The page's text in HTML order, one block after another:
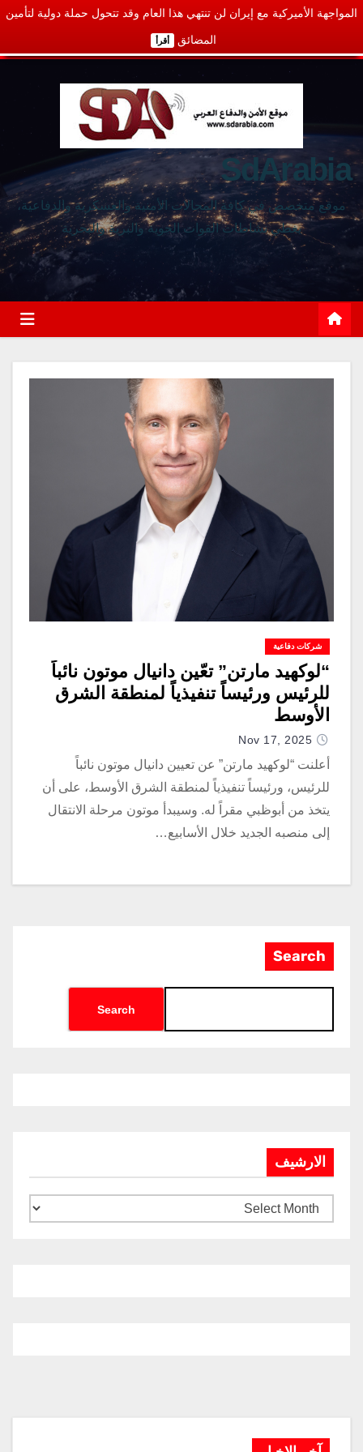
المواجهة الأميركية مع إيران لن تنتهي هذا العام وقد تتحول حملة دولية لتأمين
المضائق أقرأ
SdArabia
موقع متخصص في كافة المجالات الأمنية والعسكرية والدفاعية،
يغطي نشاطات القوات الجوية والبرية والبحرية
شركات دفاعية
“لوكهيد مارتن” تعّين دانيال موتون نائباً
للرئيس ورئيساً تنفيذياً لمنطقة الشرق
الأوسط
Nov 17, 2025
أعلنت “لوكهيد مارتن” عن تعيين دانيال موتون نائباً
للرئيس، ورئيساً تنفيذياً لمنطقة الشرق الأوسط، على أن
يتخذ من أبوظبي مقراً له. وسيبدأ موتون مرحلة الانتقال
إلى منصبه الجديد خلال الأسابيع…
Search
Search
الارشيف